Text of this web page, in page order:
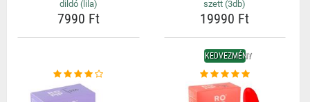
dildó (lila)
7990 Ft
szett (3db)
19990 Ft
KEDVEZMÉNY